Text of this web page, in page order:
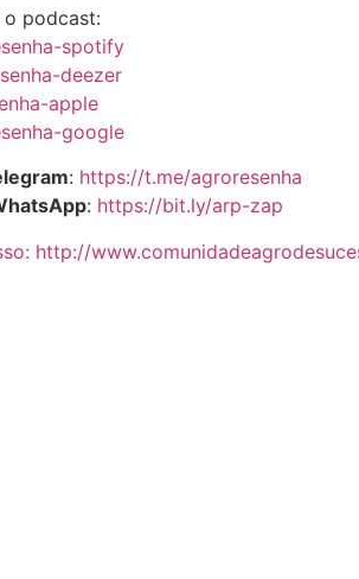
o podcast:
spotify
deezer
apple
google
: https://t.me/agroresenha
: https://bit.ly/arp-zap
http://